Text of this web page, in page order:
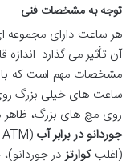
توجه به مشخصات فنی
هر ساعت دارای مجموعه
آن تأثیر می گذارد.
مشخصات مهم است که
ساعت های خیلی بزرگ
روی مچ های بزرگ،
جوردانو در برابر آب
(اغلبکوارتزدر